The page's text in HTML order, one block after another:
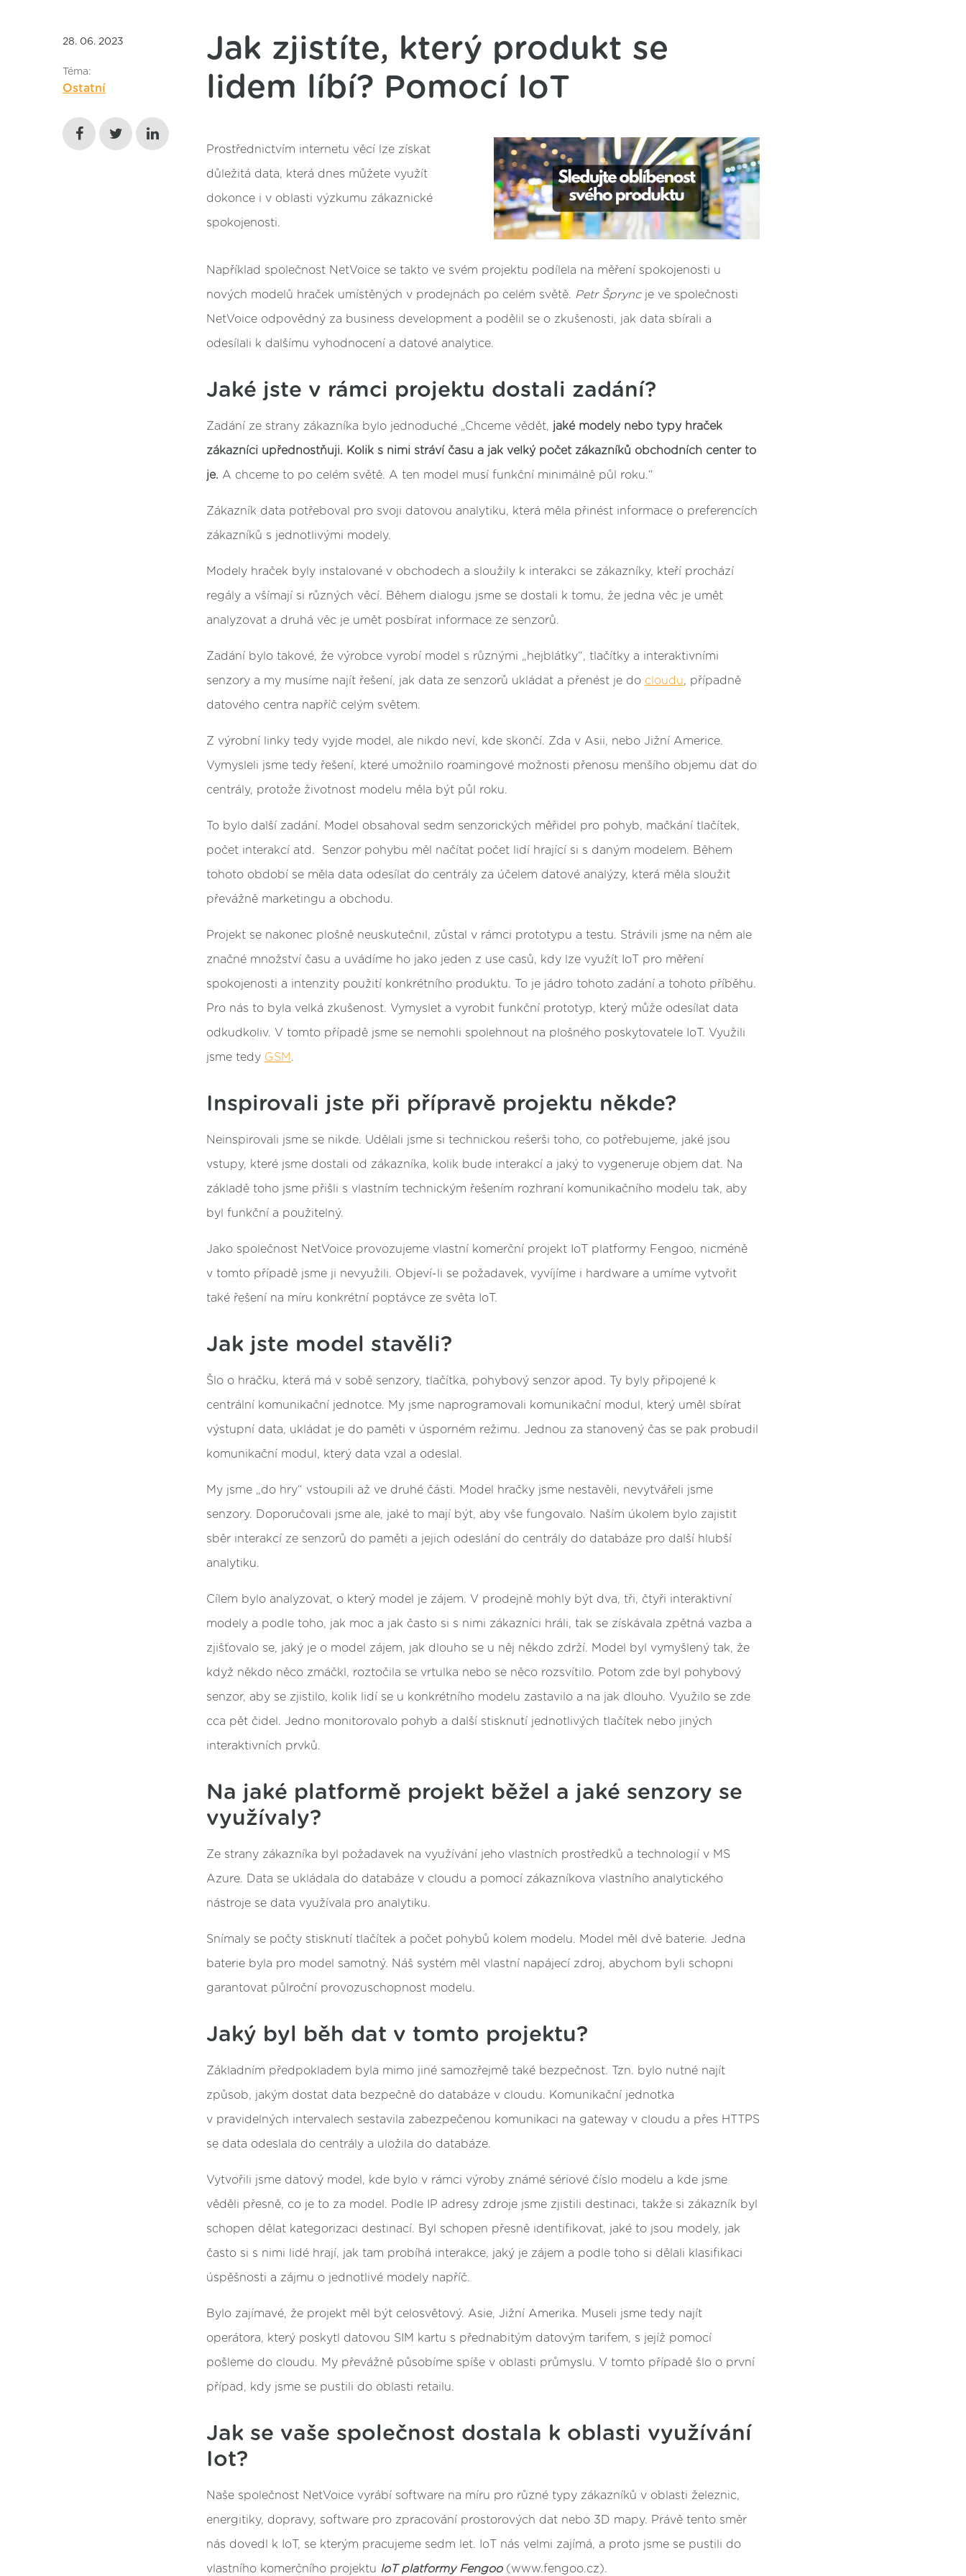
28. 06. 2023
Téma:
Ostatní
Jak zjistíte, který produkt se
lidem líbí? Pomocí IoT
Prostřednictvím internetu věcí lze získat
důležitá data, která dnes můžete využít
dokonce i v oblasti výzkumu zákaznické
spokojenosti.
Například společnost NetVoice se takto ve svém projektu podílela na měření spokojenosti u
nových modelů hraček umístěných v prodejnách po celém světě. Petr Špryncje ve společnosti
NetVoice odpovědný za business development a podělil se o zkušenosti, jak data sbírali a
odesílali k dalšímu vyhodnocení a datové analytice.
Jaké jste v rámci projektu dostali zadání?
Zadání ze strany zákazníka bylo jednoduché „Chceme vědět, jaké modely nebo typy hraček
zákazníci upřednostňuji. Kolik s nimi stráví času a jak velký počet zákazníků obchodních center to
je. A chceme to po celém světě. A ten model musí funkční minimálně půl roku.“
Zákazník data potřeboval pro svoji datovou analytiku, která měla přinést informace o preferencích
zákazníků s jednotlivými modely.
Modely hraček byly instalované v obchodech a sloužily k interakci se zákazníky, kteří prochází
regály a všímají si různých věcí. Během dialogu jsme se dostali k tomu, že jedna věc je umět
analyzovat a druhá věc je umět posbírat informace ze senzorů.
Zadání bylo takové, že výrobce vyrobí model s různými „hejblátky“, tlačítky a interaktivními
senzory a my musíme najít řešení, jak data ze senzorů ukládat a přenést je do cloudu, případně
datového centra napříč celým světem.
Z výrobní linky tedy vyjde model, ale nikdo neví, kde skončí. Zda v Asii, nebo Jižní Americe.
Vymysleli jsme tedy řešení, které umožnilo roamingové možnosti přenosu menšího objemu dat do
centrály, protože životnost modelu měla být půl roku.
To bylo další zadání. Model obsahoval sedm senzorických měřidel pro pohyb, mačkání tlačítek,
počet interakcí atd. Senzor pohybu měl načítat počet lidí hrající si s daným modelem. Během
tohoto období se měla data odesílat do centrály za účelem datové analýzy, která měla sloužit
převážně marketingu a obchodu.
Projekt se nakonec plošně neuskutečnil, zůstal v rámci prototypu a testu. Strávili jsme na něm ale
značné množství času a uvádíme ho jako jeden z use casů, kdy lze využít IoT pro měření
spokojenosti a intenzity použití konkrétního produktu. To je jádro tohoto zadání a tohoto příběhu.
Pro nás to byla velká zkušenost. Vymyslet a vyrobit funkční prototyp, který může odesílat data
odkudkoliv. V tomto případě jsme se nemohli spolehnout na plošného poskytovatele IoT. Využili
jsme tedy GSM.
Inspirovali jste při přípravě projektu někde?
Neinspirovali jsme se nikde. Udělali jsme si technickou rešerši toho, co potřebujeme, jaké jsou
vstupy, které jsme dostali od zákazníka, kolik bude interakcí a jaký to vygeneruje objem dat. Na
základě toho jsme přišli s vlastním technickým řešením rozhraní komunikačního modelu tak, aby
byl funkční a použitelný.
Jako společnost NetVoice provozujeme vlastní komerční projekt IoT platformy Fengoo, nicméně
v tomto případě jsme ji nevyužili. Objeví-li se požadavek, vyvíjíme i hardware a umíme vytvořit
také řešení na míru konkrétní poptávce ze světa IoT.
Jak jste model stavěli?
Šlo o hračku, která má v sobě senzory, tlačítka, pohybový senzor apod. Ty byly připojené k
centrální komunikační jednotce. My jsme naprogramovali komunikační modul, který uměl sbírat
výstupní data, ukládat je do paměti v úsporném režimu. Jednou za stanovený čas se pak probudil
komunikační modul, který data vzal a odeslal.
My jsme „do hry“ vstoupili až ve druhé části. Model hračky jsme nestavěli, nevytvářeli jsme
senzory. Doporučovali jsme ale, jaké to mají být, aby vše fungovalo. Naším úkolem bylo zajistit
sběr interakcí ze senzorů do paměti a jejich odeslání do centrály do databáze pro další hlubší
analytiku.
Cílem bylo analyzovat, o který model je zájem. V prodejně mohly být dva, tři, čtyři interaktivní
modely a podle toho, jak moc a jak často si s nimi zákazníci hráli, tak se získávala zpětná vazba a
zjišťovalo se, jaký je o model zájem, jak dlouho se u něj někdo zdrží. Model byl vymyšlený tak, že
když někdo něco zmáčkl, roztočila se vrtulka nebo se něco rozsvítilo. Potom zde byl pohybový
senzor, aby se zjistilo, kolik lidí se u konkrétního modelu zastavilo a na jak dlouho. Využilo se zde
cca pět čidel. Jedno monitorovalo pohyb a další stisknutí jednotlivých tlačítek nebo jiných
interaktivních prvků.
Na jaké platformě projekt běžel a jaké senzory se
využívaly?
Ze strany zákazníka byl požadavek na využívání jeho vlastních prostředků a technologií v MS
Azure. Data se ukládala do databáze v cloudu a pomocí zákazníkova vlastního analytického
nástroje se data využívala pro analytiku.
Snímaly se počty stisknutí tlačítek a počet pohybů kolem modelu. Model měl dvě baterie. Jedna
baterie byla pro model samotný. Náš systém měl vlastní napájecí zdroj, abychom byli schopni
garantovat půlroční provozuschopnost modelu.
Jaký byl běh dat v tomto projektu?
Základním předpokladem byla mimo jiné samozřejmě také bezpečnost. Tzn. bylo nutné najít
způsob, jakým dostat data bezpečně do databáze v cloudu. Komunikační jednotka
v pravidelných intervalech sestavila zabezpečenou komunikaci na gateway v cloudu a přes HTTPS
se data odeslala do centrály a uložila do databáze.
Vytvořili jsme datový model, kde bylo v rámci výroby známé sériové číslo modelu a kde jsme
věděli přesně, co je to za model. Podle IP adresy zdroje jsme zjistili destinaci, takže si zákazník byl
schopen dělat kategorizaci destinací. Byl schopen přesně identifikovat, jaké to jsou modely, jak
často si s nimi lidé hrají, jak tam probíhá interakce, jaký je zájem a podle toho si dělali klasifikaci
úspěšnosti a zájmu o jednotlivé modely napříč.
Bylo zajímavé, že projekt měl být celosvětový. Asie, Jižní Amerika. Museli jsme tedy najít
operátora, který poskytl datovou SIM kartu s přednabitým datovým tarifem, s jejíž pomocí
pošleme do cloudu. My převážně působíme spíše v oblasti průmyslu. V tomto případě šlo o první
případ, kdy jsme se pustili do oblasti retailu.
Jak se vaše společnost dostala k oblasti využívání
Iot?
Naše společnost NetVoice vyrábí software na míru pro různé typy zákazníků v oblasti železnic,
energitiky, dopravy, software pro zpracování prostorových dat nebo 3D mapy. Právě tento směr
nás dovedl k IoT, se kterým pracujeme sedm let. IoT nás velmi zajímá, a proto jsme se pustili do
vlastního komerčního projektu IoT platformy Fengoo(www.fengoo.cz).